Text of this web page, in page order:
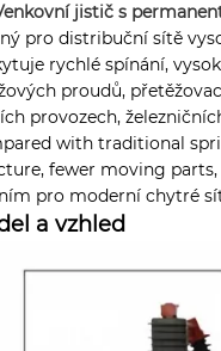
jistič s
pro distribuční sítě
rychlé spínání,
proudů,
provozech,
with traditional
fewer moving
pro moderní chytré
a vzhled